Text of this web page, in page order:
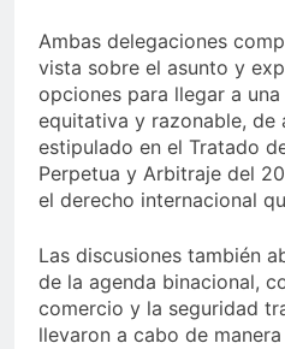
Ambas delegaciones
vista sobre el asunto y
opciones para llegar a
equitativa y razonable, de
estipulado en el Tratado
Perpetua y Arbitraje del
el derecho internacional
Las discusiones también
de la agenda binacional,
comercio y la seguridad
llevaron a cabo de